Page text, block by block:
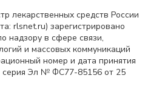
лекарственных средств России
rlsnet.ru) зарегистрировано
надзору в сфере связи,
и массовых коммуникаций
номер и дата принятия
серия Эл № ФС77-85156 от 25